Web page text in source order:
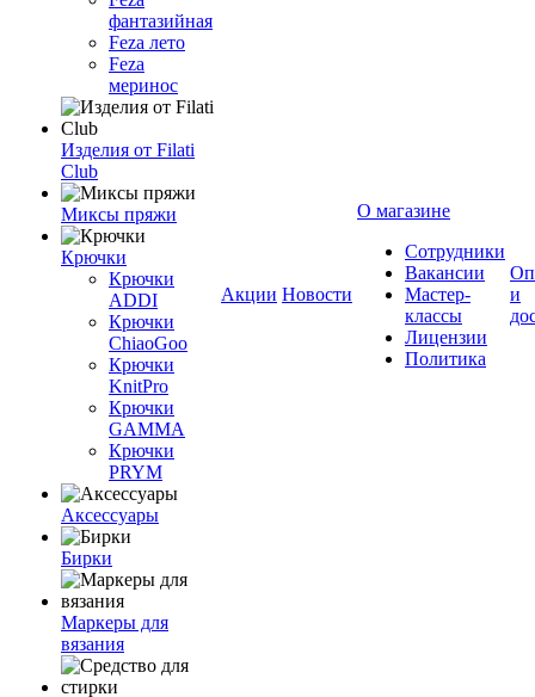
фантазийная
Feza лето
Feza
меринос
Изделия от Filati
Club
Миксы пряжи
Крючки
Крючки
ADDI
Крючки
ChiaoGoo
Крючки
KnitPro
Крючки
GAMMA
Крючки
PRYM
Аксессуары
Бирки
Маркеры для
вязания
Акции Новости
О магазине
Сотрудники
Вакансии
Мастер-
классы
Лицензии
Политика
и